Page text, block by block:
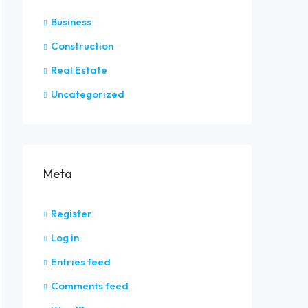
Business
Construction
Real Estate
Uncategorized
Meta
Register
Log in
Entries feed
Comments feed